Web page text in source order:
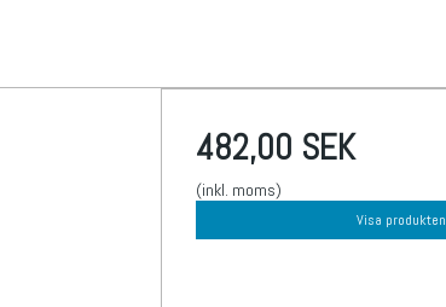
482,00 SEK
(inkl. moms)
Visa produkten